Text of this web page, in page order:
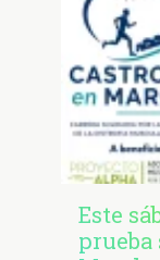
Este
prueba